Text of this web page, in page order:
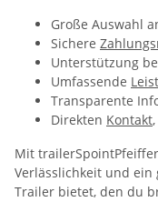
Große Auswahl
Sichere
Unterstützung
Umfassende
Transparente
Direkten Kontakt
Mit
Verlässlichkeit und ein
Trailer bietet, den du